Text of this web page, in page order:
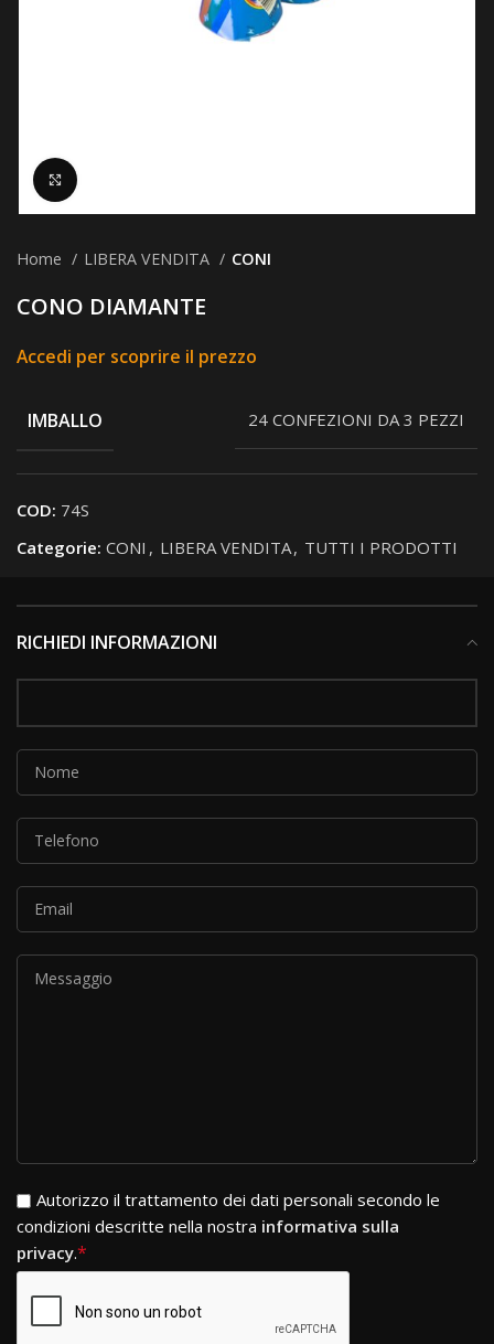
Home LIBERA VENDITA CONI
CONO DIAMANTE
Accedi per scoprire il prezzo
IMBALLO 24 CONFEZIONI DA 3 PEZZI
COD: 74S
Categorie: CONI , LIBERA VENDITA, TUTTI I PRODOTTI
RICHIEDI INFORMAZIONI
Si prega di lasciare vuoto questo campo.
Autorizzo il trattamento dei dati personali secondo le
condizioni descritte nella nostra informativa sulla
privacy.*